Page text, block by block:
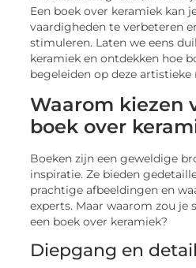
Een boek over keramiek kan
vaardigheden te verbeteren
stimuleren. Laten we eens
keramiek en ontdekken hoe
begeleiden op deze artistieke
Waarom kiezen
boek over
Boeken zijn een geweldige
inspiratie. Ze bieden
prachtige afbeeldingen en
experts. Maar waarom zou je
een boek over keramiek?
Diepgang en